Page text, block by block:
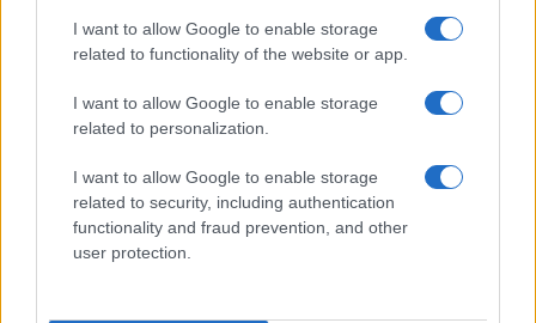
I want to allow Google to enable storage
related to functionality of the website or app.
I want to allow Google to enable storage
related to personalization.
I want to allow Google to enable storage
related to security, including authentication
functionality and fraud prevention, and other
user protection.
Continua a leggere
LIFESTYLE